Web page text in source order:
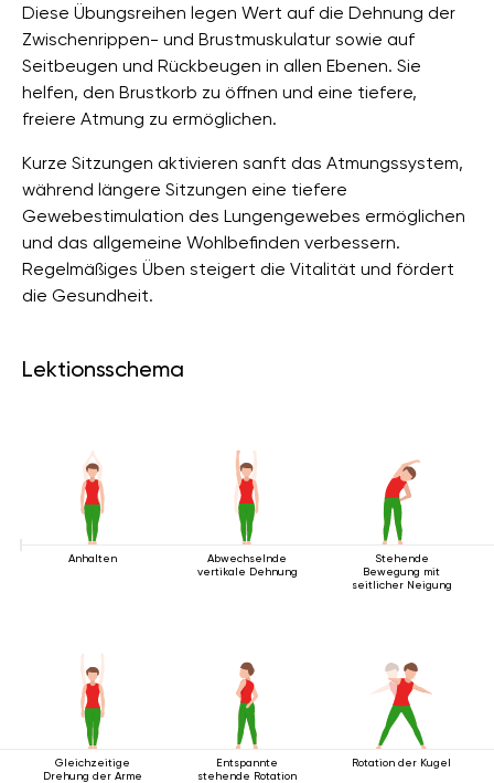
Diese Übungsreihen legen Wert auf die Dehnung der
Zwischenrippen- und Brustmuskulatur sowie auf
Seitbeugen und Rückbeugen in allen Ebenen. Sie
helfen, den Brustkorb zu öffnen und eine tiefere,
freiere Atmung zu ermöglichen.
Kurze Sitzungen aktivieren sanft das Atmungssystem,
während längere Sitzungen eine tiefere
Gewebestimulation des Lungengewebes ermöglichen
und das allgemeine Wohlbefinden verbessern.
Regelmäßiges Üben steigert die Vitalität und fördert
die Gesundheit.
Lektionsschema
Anhalten
Abwechselnde
vertikale Dehnung
Stehende
Bewegung mit
seitlicher Neigung
Gleichzeitige
Drehung der Arme
Entspannte
stehende Rotation
Rotation der Kugel